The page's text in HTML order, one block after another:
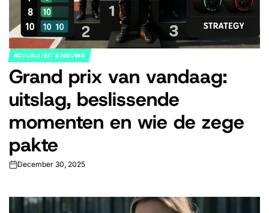
POSTED
IN
ACTUALITEIT & NIEUWS
Grand prix van vandaag:
uitslag, beslissende
momenten en wie de zege
pakte
onDecember 30, 2025